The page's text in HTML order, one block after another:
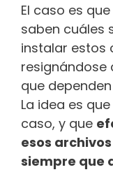
El caso es
saben cuáles
instalar estos
resignándose
que
La idea es
caso, y que
esos
siempre que